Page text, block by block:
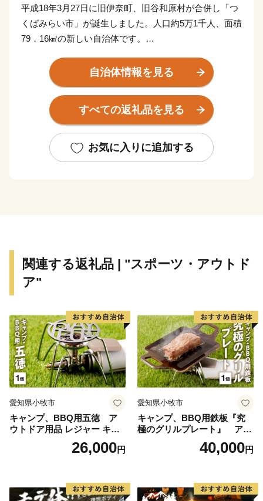
平成18年3月27日に旧伊奈町、旧谷和原村が合併し「つ
くばみらい市」が誕生しました。人口約5万1千人、面積
79．16㎢の新しい自治体です。
し、鬼怒川、小貝川の2大河川が流れています。小貝川
沿いには、広大な水田地帯が広がり、丘陵部は、畑地、
4つのゴルフ場、住宅地が形成され首都圏近郊都市に位
置付けされています。
道路網は、北部に国道354号線、西側に国道294号線、
中央部を常磐自動車道が走り、国道294号線と交差し谷
ンションやショッピングセンターなどが整備され、新し
いまちづくり進んでいます。
また、市内には首都圏内で唯一、時代劇のロケが出来る
施設である「ワープステーション江戸」をはじめ、関東
三大不動尊である「板橋不動尊」や茨城百景に名を連ね
る「福岡堰の桜並木」、さらに間宮海峡を発見した偉大
な探検家・測量家である「間宮林蔵」の生家や記念館な
ど、多くの観光名所があります。
ぜひ魅力あふれる当市まで実際に足をお運びください。
自治体情報を見る
すべての返礼品を見る
お気に入りに追加する
関連する返礼品 | "スポーツ・アウトド
ア"
愛知県小牧市
キャンプ、BBQ用五徳 ア
ウトドア用品 レジャー キャ
ンプ バーベキュー BBQ 五徳
26,000円
愛知県小牧市
キャンプ、BBQ用鉄板『究
極のグリルプレート』 アウ
トドア用品 レジャー キャン
プ バーベキュー BBQ 鉄板
40,000円